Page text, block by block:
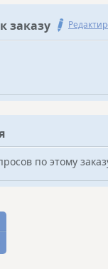
заказу
по этому